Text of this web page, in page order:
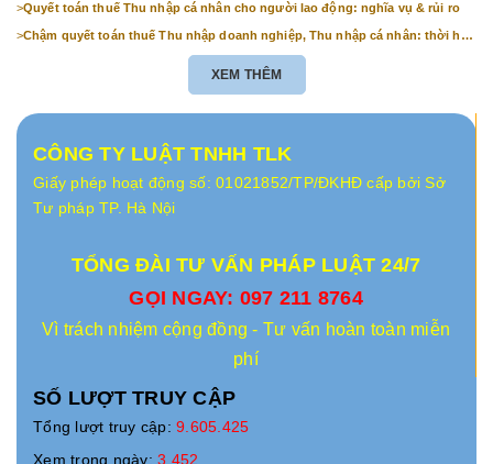
>Quyết toán thuế Thu nhập cá nhân cho người lao động: nghĩa vụ & rủi ro
>Chậm quyết toán thuế Thu nhập doanh nghiệp, Thu nhập cá nhân: thời hạn
XEM THÊM
CÔNG TY LUẬT TNHH TLK
Giấy phép hoạt động số: 01021852/TP/ĐKHĐ cấp bởi Sở
Tư pháp TP. Hà Nội
TỔNG ĐÀI TƯ VẤN PHÁP LUẬT 24/7
GỌI NGAY: 097 211 8764
Vì trách nhiệm cộng đồng - Tư vấn hoàn toàn miễn
phí
SỐ LƯỢT TRUY CẬP
Tổng lượt truy cập: 9.605.425
Xem trong ngày: 3.452